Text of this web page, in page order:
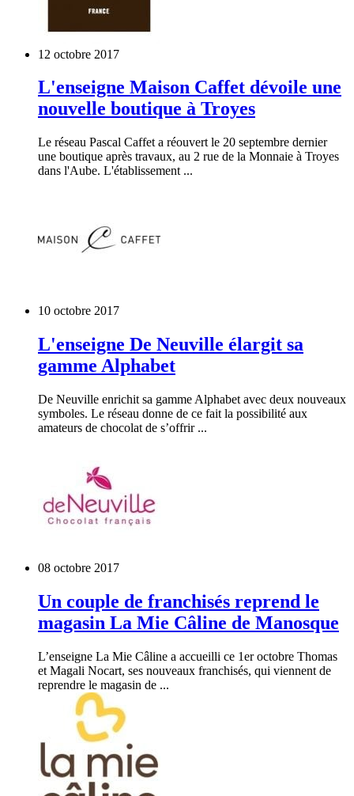
12 octobre 2017
L'enseigne Maison Caffet dévoile une
nouvelle boutique à Troyes
Le réseau Pascal Caffet a réouvert le 20 septembre dernier
une boutique après travaux, au 2 rue de la Monnaie à Troyes
dans l'Aube. L'établissement ...
10 octobre 2017
L'enseigne De Neuville élargit sa
gamme Alphabet
De Neuville enrichit sa gamme Alphabet avec deux nouveaux
symboles. Le réseau donne de ce fait la possibilité aux
amateurs de chocolat de s’offrir ...
08 octobre 2017
Un couple de franchisés reprend le
magasin La Mie Câline de Manosque
L’enseigne La Mie Câline a accueilli ce 1er octobre Thomas
et Magali Nocart, ses nouveaux franchisés, qui viennent de
reprendre le magasin de ...